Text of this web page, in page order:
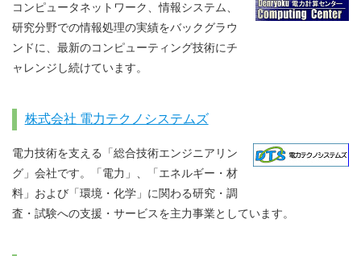
コンピュータネットワーク、情報システム、
研究分野での情報処理の実績をバックグラウ
ンドに、最新のコンピューティング技術にチ
ャレンジし続けています。
株式会社 電力テクノシステムズ
電力技術を支える「総合技術エンジニアリン
グ」会社です。「電力」、「エネルギー・材
料」および「環境・化学」に関わる研究・調
査・試験への支援・サービスを主力事業としています。